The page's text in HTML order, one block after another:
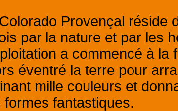
Provençal réside
par la nature et par les
a commencé à la
éventré la terre pour
mille couleurs et
fantastiques.